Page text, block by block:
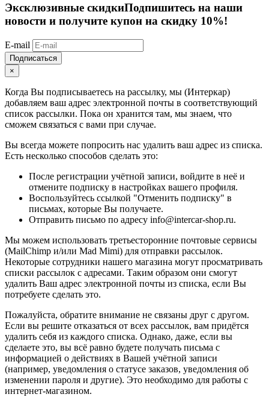
Эксклюзивные скидкиПодпишитесь на наши
новости и получите купон на скидку 10%!
E-mail
Подписаться
×
Когда Вы подписываетесь на рассылку, мы (Интеркар)
добавляем ваш адрес электронной почты в соответствующий
список рассылки. Пока он хранится там, мы знаем, что
сможем связаться с вами при случае.
Вы всегда можете попросить нас удалить ваш адрес из списка.
Есть несколько способов сделать это:
После регистрации учётной записи, войдите в неё и
отмените подписку в настройках вашего профиля.
Воспользуйтесь ссылкой "Отменить подписку" в
письмах, которые Вы получаете.
Отправить письмо по адресу info@intercar-shop.ru.
Мы можем использовать третьесторонние почтовые сервисы
(MailChimp и/или Mad Mimi) для отправки рассылок.
Некоторые сотрудники нашего магазина могут просматривать
списки рассылок с адресами. Таким образом они смогут
удалить Ваш адрес электронной почты из списка, если Вы
потребуете сделать это.
Пожалуйста, обратите внимание не связаны друг с другом.
Если вы решите отказаться от всех рассылок, вам придётся
удалить себя из каждого списка. Однако, даже, если вы
сделаете это, вы всё равно будете получать письма с
информацией о действиях в Вашей учётной записи
(например, уведомления о статусе заказов, уведомления об
изменении пароля и другие). Это необходимо для работы с
интернет-магазином.